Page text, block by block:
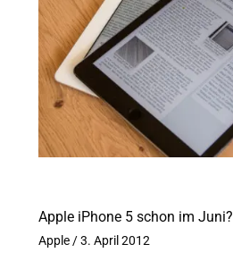
Apple iPhone 5 schon im Juni?
Apple/3. April 2012